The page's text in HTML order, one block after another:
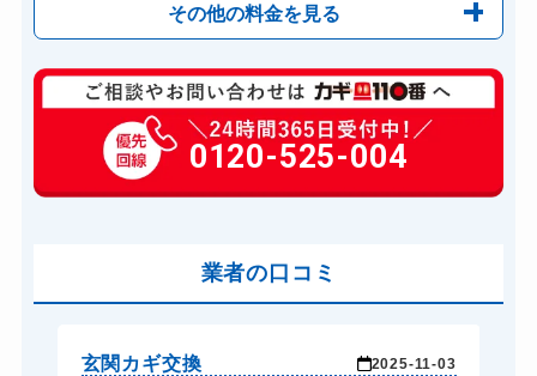
その他の料金を見る
玄関カギ修理 6,600円～(税込)
玄関カギ交換 14,300円～(税込)
車カギ開け 13,200円～(税込)
バイクカギ作成
金庫カギ開け 14,300円～(税込)
0120-525-004
業者の口コミ
玄関カギ交換 2025-11-03